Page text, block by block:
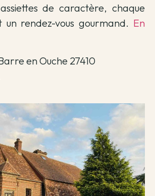
de caractère, chaque
un rendez-vous gourmand. En
en Ouche 27410